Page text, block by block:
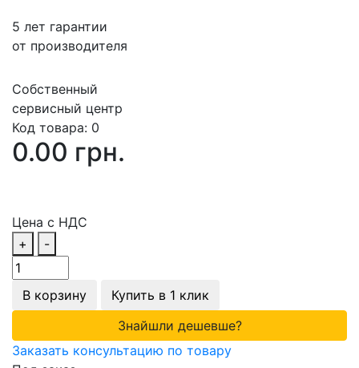
5 лет гарантии
от производителя
Собственный
сервисный центр
Код товара: 0
0.00 грн.
Цена с НДС
+
-
В корзину
Купить в 1 клик
Знайшли дешевше?
Заказать консультацию по товару